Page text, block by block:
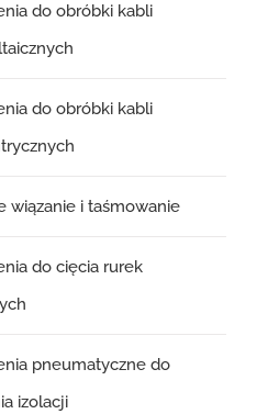
do obróbki kabli
do obróbki kabli
wiązanie i taśmowanie
do cięcia rurek
pneumatyczne do
izolacji